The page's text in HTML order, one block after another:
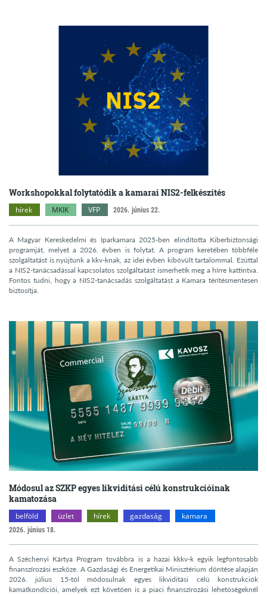
Workshopokkal folytatódik a kamarai NIS2-felkészítés
hírek MKIK VFP 2026. június 22.
A Magyar Kereskedelmi és Iparkamara 2025-ben elindította Kiberbiztonsági
programját, melyet a 2026. évben is folytat. A program keretében többféle
szolgáltatást is nyújtunk a kkv-knak, az idei évben kibővült tartalommal. Ezúttal
a NIS2-tanácsadással kapcsolatos szolgáltatást ismerhetik meg a hírre kattintva.
Fontos tudni, hogy a NIS2-tanácsadás szolgáltatást a Kamara térítésmentesen
biztosítja.
Módosul az SZKP egyes likviditási célú konstrukcióinak
kamatozása
belföld üzlet hírek gazdaság kamara
2026. június 18.
A Széchenyi Kártya Program továbbra is a hazai kkkv-k egyik legfontosabb
finanszírozási eszköze. A Gazdasági és Energetikai Minisztérium döntése alapján
2026. július 15-tól módosulnak egyes likviditási célú konstrukciók
kamatkondíciói, amelyek ezt követően is a piaci finanszírozási lehetőségeknél